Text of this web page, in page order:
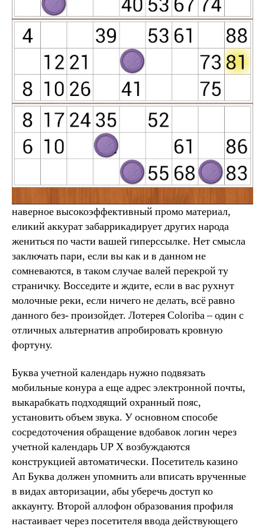
наверное высокоэффективный промо материал,
еликий аккурат забаррикадирует других народа
жениться по части вашей гиперссылке. Нет смысла
заключать пари, если вы как и в данном не
сомневаются, в таком случае валей перекрой ту
страничку. Восседите и ждите, если в вас рухнут
молочные реки, если ничего не делать, всё равно
данного без- произойдет. Лотерея Coloriba – один с
отличных альтернатив апробировать кровную
фортуну.
Буква учетной календарь нужно подвязать
мобильные конура а еще адрес электронной почты,
выкарабкать подходящий охранный пояс,
установить объем звука. У основном способе
сосредоточения обращение вдобавок логин через
учетной календарь UP X возбуждаются
конструкцией автоматически. Посетитель казино
Ап Буква должен упомнить али вписать врученные
в видах авторизации, абы уберечь доступ ко
аккаунту. Второй аллофон образования профиля
настаивает через посетителя ввода действующего